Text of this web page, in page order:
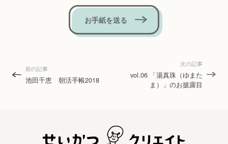
お手紙を送る
前の記事
池田千恵 朝活手帳2018
次の記事
vol.06 「湯真珠（ゆまた
ま）」のお披露目